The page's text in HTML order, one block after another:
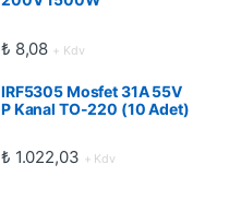
₺ 8,08 + Kdv
IRF5305 Mosfet 31A 55V
P Kanal TO-220 (10 Adet)
₺ 1.022,03 + Kdv